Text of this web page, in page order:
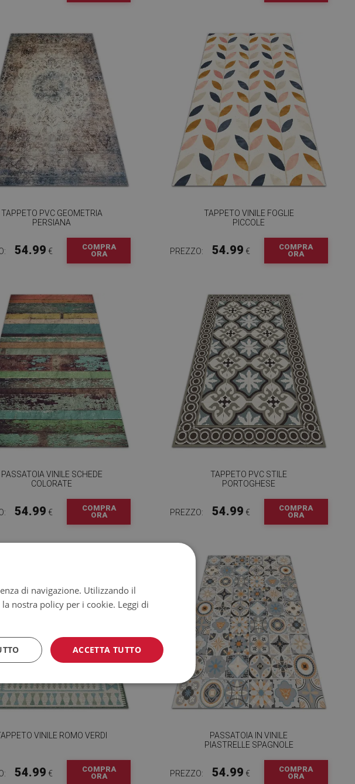
TAPPETO PVC GEOMETRIA
PERSIANA
54.99 €
COMPRA
ORA
TAPPETO VINILE FOGLIE
PICCOLE
PREZZO: 54.99 €
COMPRA
ORA
PASSATOIA VINILE SCHEDE
COLORATE
54.99 €
COMPRA
ORA
TAPPETO PVC STILE
PORTOGHESE
PREZZO: 54.99 €
COMPRA
ORA
VINILE ROMO VERDI
54.99 €
COMPRA
ORA
PASSATOIA IN VINILE
PIASTRELLE SPAGNOLE
PREZZO: 54.99 €
COMPRA
ORA
di navigazione. Utilizzando il
nostra policy per i cookie. Leggi di
ACCETTA TUTTO